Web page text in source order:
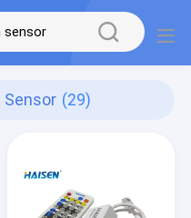
Sensor (29)